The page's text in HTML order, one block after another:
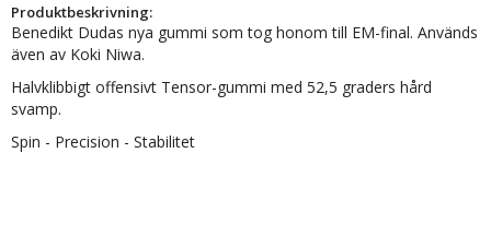
Produktbeskrivning:
Benedikt Dudas nya gummi som tog honom till EM-final. Används
även av Koki Niwa.
Halvklibbigt offensivt Tensor-gummi med 52,5 graders hård
svamp.
Spin - Precision - Stabilitet